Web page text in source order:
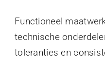
Functioneel
technische
toleranties en